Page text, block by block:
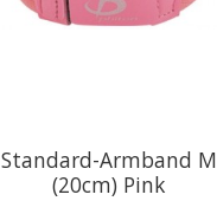
Standard-Armband M
(20cm) Pink